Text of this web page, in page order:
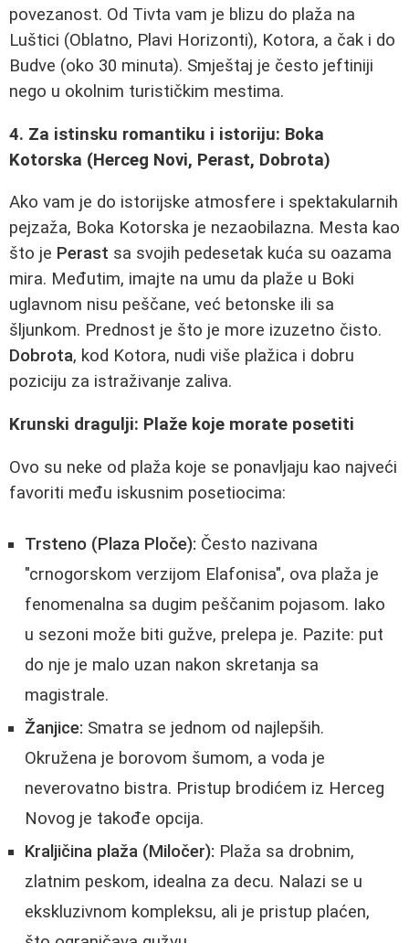
povezanost. Od Tivta vam je blizu do plaža na
Luštici (Oblatno, Plavi Horizonti), Kotora, a čak i do
Budve (oko 30 minuta). Smještaj je često jeftiniji
nego u okolnim turističkim mestima.
4. Za istinsku romantiku i istoriju: Boka
Kotorska (Herceg Novi, Perast, Dobrota)
Ako vam je do istorijske atmosfere i spektakularnih
pejzaža, Boka Kotorska je nezaobilazna. Mesta kao
što je Perast sa svojih pedesetak kuća su oazama
mira. Međutim, imajte na umu da plaže u Boki
uglavnom nisu peščane, već betonske ili sa
šljunkom. Prednost je što je more izuzetno čisto.
Dobrota, kod Kotora, nudi više plažica i dobru
poziciju za istraživanje zaliva.
Krunski dragulji: Plaže koje morate posetiti
Ovo su neke od plaža koje se ponavljaju kao najveći
favoriti među iskusnim posetiocima:
Trsteno (Plaza Ploče): Često nazivana
"crnogorskom verzijom Elafonisa", ova plaža je
fenomenalna sa dugim peščanim pojasom. Iako
u sezoni može biti gužve, prelepa je. Pazite: put
do nje je malo uzan nakon skretanja sa
magistrale.
Žanjice: Smatra se jednom od najlepših.
Okružena je borovom šumom, a voda je
neverovatno bistra. Pristup brodićem iz Herceg
Novog je takođe opcija.
Kraljičina plaža (Miločer): Plaža sa drobnim,
zlatnim peskom, idealna za decu. Nalazi se u
ekskluzivnom kompleksu, ali je pristup plaćen,